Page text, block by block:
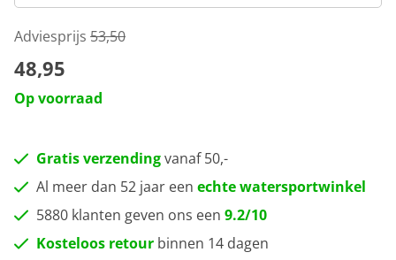
Adviesprijs 53,50
48,95
Op voorraad
Gratis verzendingvanaf 50,-
Al meer dan 52 jaar een echte watersportwinkel
5880 klanten geven ons een 9.2/10
Kosteloos retour binnen 14 dagen